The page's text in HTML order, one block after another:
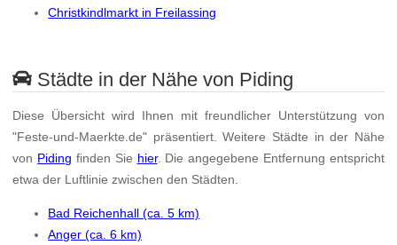
Christkindlmarkt in Freilassing
Städte in der Nähe von Piding
Diese Übersicht wird Ihnen mit freundlicher Unterstützung von
"Feste-und-Maerkte.de" präsentiert. Weitere Städte in der Nähe
von Piding finden Sie hier. Die angegebene Entfernung entspricht
etwa der Luftlinie zwischen den Städten.
Bad Reichenhall (ca. 5 km)
Anger (ca. 6 km)